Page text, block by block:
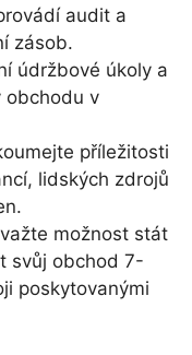
audit a
zásob.
údržbové úkoly a
obchodu v
příležitosti
lidských zdrojů
možnost stát
svůj obchod 7-
poskytovanými